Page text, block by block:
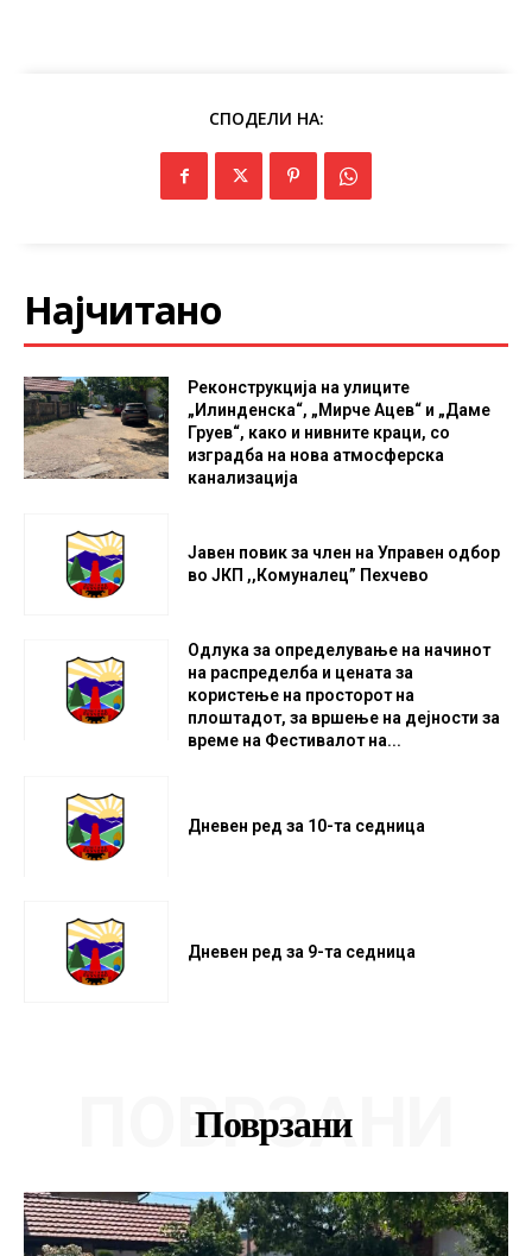
СПОДЕЛИ НА:
Најчитано
Реконструкција на улиците
„Илинденска“, „Мирче Ацев“ и „Даме
Груев“, како и нивните краци, со
изградба на нова атмосферска
канализација
Јавен повик за член на Управен одбор
во ЈКП ,,Комуналец” Пехчево
Одлука за определување на начинот
на распределба и цената за
користење на просторот на
плоштадот, за вршење на дејности за
време на Фестивалот на...
Дневен ред за 10-та седница
Дневен ред за 9-та седница
Поврзани
ПОВРЗАНИ